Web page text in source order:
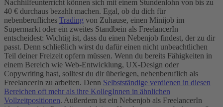
Nachhilfeunterricht können sich mit einem Stundenlohn von bis zu
40 € durchaus bezahlt machen. Egal, ob du dich für
nebenberufliches Trading von Zuhause, einen Minijob im
Supermarkt oder ein zweites Standbein als FreelancerIn
entscheidest: Wichtig ist, dass du einen Nebenjob findest, der zu dir
passt. Denn schließlich wirst du dafür einen nicht unbeachtlichen
Teil deiner Freizeit opfern müssen. Wenn du bereits Fähigkeiten in
einem Bereich wie Web-Entwicklung, UX-Design oder
Copywriting hast, solltest du dir überlegen, nebenberuflich als
FreelancerIn zu arbeiten. Denn Selbstständige verdienen in diesen
Bereichen oft mehr als ihre KollegInnen in ähnlichen
Vollzeitpositionen. Außerdem ist ein Nebenjob als FreelancerIn